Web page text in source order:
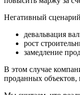
Негативный
девальвация
рост
замедление
В этом случае
проданных объектов,